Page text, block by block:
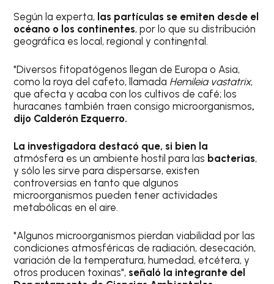
Según la experta, las partículas se emiten desde el
océano o los continentes, por lo que su distribución
geográfica es local, regional y continental.
"Diversos fitopatógenos llegan de Europa o Asia,
como la roya del cafeto, llamada Hemileia vastatrix,
que afecta y acaba con los cultivos de café; los
huracanes también traen consigo microorganismos,
dijo Calderón Ezquerro.
La investigadora destacó que, si bien la
atmósfera es un ambiente hostil para las bacterias,
y sólo les sirve para dispersarse, existen
controversias en tanto que algunos
microorganismos pueden tener actividades
metabólicas en el aire.
"Algunos microorganismos pierdan viabilidad por las
condiciones atmosféricas de radiación, desecación,
variación de la temperatura, humedad, etcétera, y
otros producen toxinas", señaló la integrante del